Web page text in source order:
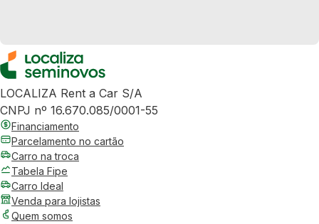
LOCALIZA Rent a Car S/A
CNPJ nº 16.670.085/0001-55
Financiamento
Parcelamento no cartão
Carro na troca
Tabela Fipe
Carro Ideal
Venda para lojistas
Quem somos